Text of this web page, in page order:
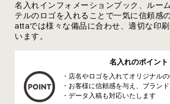
名入れインフォメーションブック、ルー
テルのロゴを入れることで一気に信頼感
attaでは様々な備品に合わせ、適切な印
います。
名入れのポイント
・店名やロゴを入れてオリジナル
・お客様に信頼感を与え、ブラン
・データ入稿も対応いたします